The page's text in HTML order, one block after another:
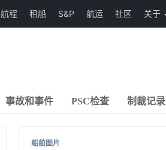
航程 租船 S&P 航运 社区 关于
事故和事件 PSC检查 制裁记录
船舶图片